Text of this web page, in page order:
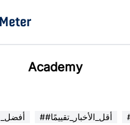
Academy
##أقل_الأخبار_تقييمًا